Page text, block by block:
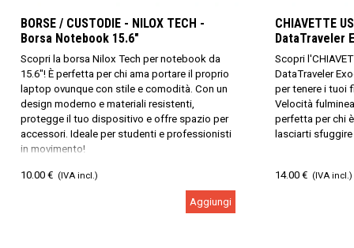
BORSE / CUSTODIE - NILOX TECH -
Borsa Notebook 15.6"
Scopri la borsa Nilox Tech per notebook da
15.6"! È perfetta per chi ama portare il proprio
laptop ovunque con stile e comodità. Con un
design moderno e materiali resistenti,
protegge il tuo dispositivo e offre spazio per
accessori. Ideale per studenti e professionisti
in movimento!
10.00 € (IVA incl.)
Aggiungi
CHIAVETTE
DataTraveler
Scopri
DataTraveler
per tenere i tuoi
Velocità
perfetta per chi
lasciarti
14.00 € (IVA incl.)